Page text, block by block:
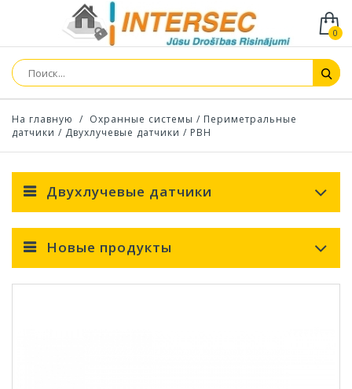
0
На главную / Охранные системы / Периметральные
датчики / Двухлучевые датчики / PBH
Двухлучевые датчики
Новые продукты